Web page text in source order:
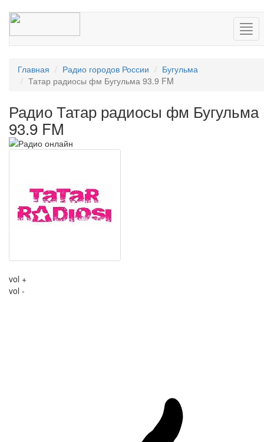
Главная Радио городов России
Бугульма
Татар радиосы фм Бугульма 93.9 FM
Радио Татар радиосы фм Бугульма
93.9 FM
vol +
vol -